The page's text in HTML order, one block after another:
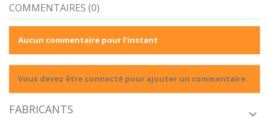
COMMENTAIRES (0)
Aucun commentaire pour l'instant
Vous devez être connecté pour ajouter un commentaire.
FABRICANTS